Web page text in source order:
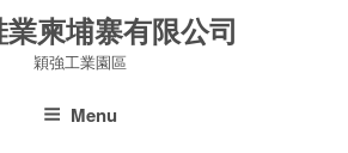
柬埔寨有限公司
穎強工業園區
Menu